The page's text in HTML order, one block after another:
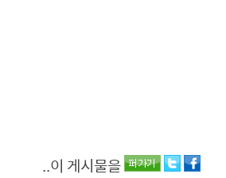
..이 게시물을